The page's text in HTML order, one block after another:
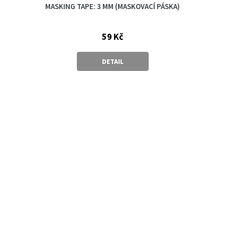
MASKING TAPE: 3 MM (MASKOVACÍ PÁSKA)
59 Kč
DETAIL